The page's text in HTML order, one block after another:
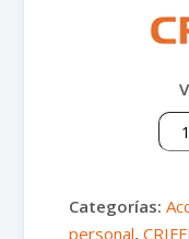
Categorías:
personal,
Ciclón
de
CL-
700